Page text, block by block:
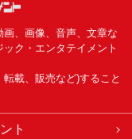
、画像、音声、文章な
ク・エンタテイメント
載、販売など)すること
ト